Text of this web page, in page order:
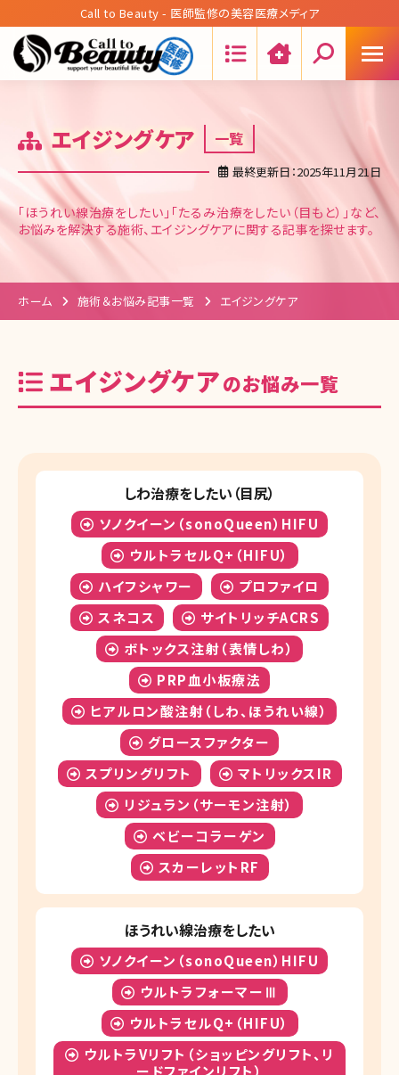
Call to Beauty - 医師監修の美容医療メディア
エイジングケア 一覧
最終更新日：2025年11月21日
「ほうれい線治療をしたい」「たるみ治療をしたい（目もと）」など、
お悩みを解決する施術、エイジングケアに関する記事を探せます。
ホーム 施術＆お悩み記事一覧 エイジングケア
エイジングケアのお悩み一覧
しわ治療をしたい（目尻）
ソノクイーン（sonoQueen）HIFU
ウルトラセルQ+（HIFU）
ハイフシャワー
プロファイロ
スネコス
サイトリッチACRS
ボトックス注射（表情しわ）
PRP血小板療法
ヒアルロン酸注射（しわ、ほうれい線）
グロースファクター
スプリングリフト
マトリックスIR
リジュラン（サーモン注射）
ベビーコラーゲン
スカーレットRF
ほうれい線治療をしたい
ソノクイーン（sonoQueen）HIFU
ウルトラフォーマーⅢ
ウルトラセルQ+（HIFU）
ウルトラVリフト（ショッピングリフト、リ
ードファインリフト）